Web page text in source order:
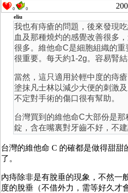
0 0
eliu
我也有痔瘡的問題，後來發現
血及那種燒灼的感覺改善很多
很多。維他命C是細胞組織的
很重要。每天約1-2g。容易腎結
當然，這只適用於輕中度的痔
塗抹凡士林以減少大便的刺激
不定對手術的傷口很有幫助。
台灣買到的維他命C大部份是
錠，含在嘴裏對牙齒不好，不建
台灣的維他命 C 的確都是做得甜甜
了。
內痔除非是有脫垂的現象，不然一
度的脫垂（不借外力，需等好久才